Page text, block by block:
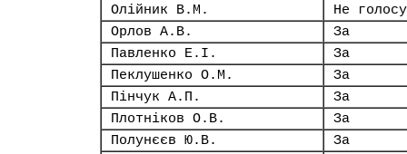
Олійник В.М.
Не
Орлов А.В.
За
Павленко Е.І.
За
Пеклушенко О.М.
За
Пінчук А.П.
За
Плотніков О.В.
За
Полунєєв Ю.В.
За